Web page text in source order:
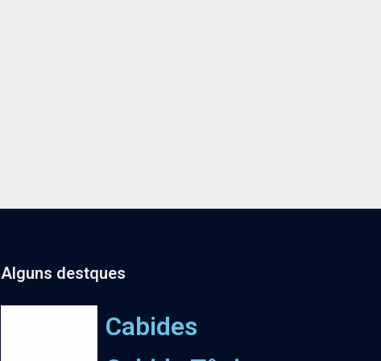
Alguns destques
Cabides